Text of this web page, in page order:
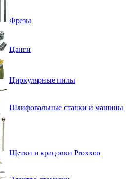
Фрезы
Цанги
Циркулярные пилы
Шлифовальные станки и машины
Щетки и крацовки Proxxon